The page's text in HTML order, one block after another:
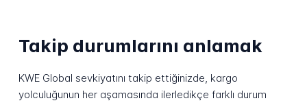
Takip durumlarını anlamak
KWE Global sevkiyatını takip ettiğinizde, kargo
yolculuğunun her aşamasında ilerledikçe farklı durum